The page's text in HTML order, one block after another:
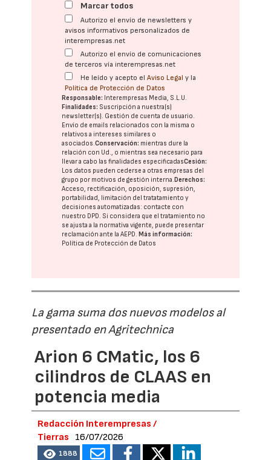
Marcar todos
Autorizo el envío de newsletters y
avisos informativos personalizados de
interempresas.net
Autorizo el envío de comunicaciones
de terceros vía interempresas.net
He leído y acepto elAviso Legal y la
Política de Protección de Datos
Responsable: Interempresas Media, S.L.U.
Finalidades: Suscripción a nuestra(s)
newsletter(s). Gestión de cuenta de usuario.
Envío de emails relacionados con la misma o
relativos a intereses similares o
asociados.Conservación: mientras dure la
relación con Ud., o mientras sea necesario para
llevar a cabo las finalidades especificadasCesión:
Los datos pueden cederse a otras empresas del
grupo por motivos de gestión interna. Derechos:
Acceso, rectificación, oposición, supresión,
portabilidad, limitación del tratatamiento y
decisiones automatizadas: contacte con
nuestro DPD. Si considera que el tratamiento no
se ajusta a la normativa vigente, puede presentar
reclamación ante laAEPD. Más información:
Política de Protección de Datos
La gama suma dos nuevos modelos al
presentado en Agritechnica
Arion 6 CMatic, los 6
cilindros de CLAAS en
potencia media
Redacción Interempresas /
Tierras
16/07/2026
1888